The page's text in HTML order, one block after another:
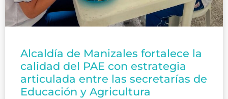
Alcaldía de Manizales fortalece la
calidad del PAE con estrategia
articulada entre las secretarías de
Educación y Agricultura